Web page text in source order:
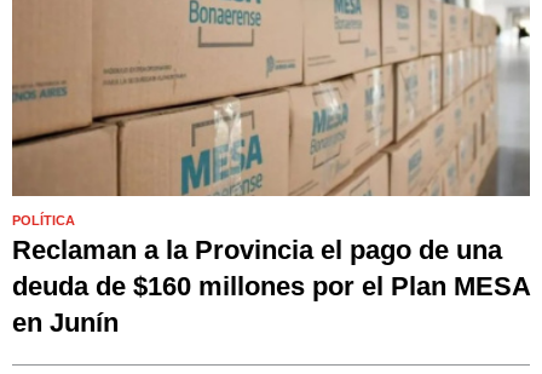
POLÍTICA
Reclaman a la Provincia el pago de una
deuda de $160 millones por el Plan MESA
en Junín